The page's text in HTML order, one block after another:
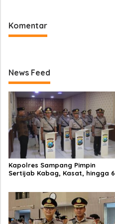
Komentar
News Feed
Kapolres Sampang Pimpin
Sertijab Kabag, Kasat, hingga 6